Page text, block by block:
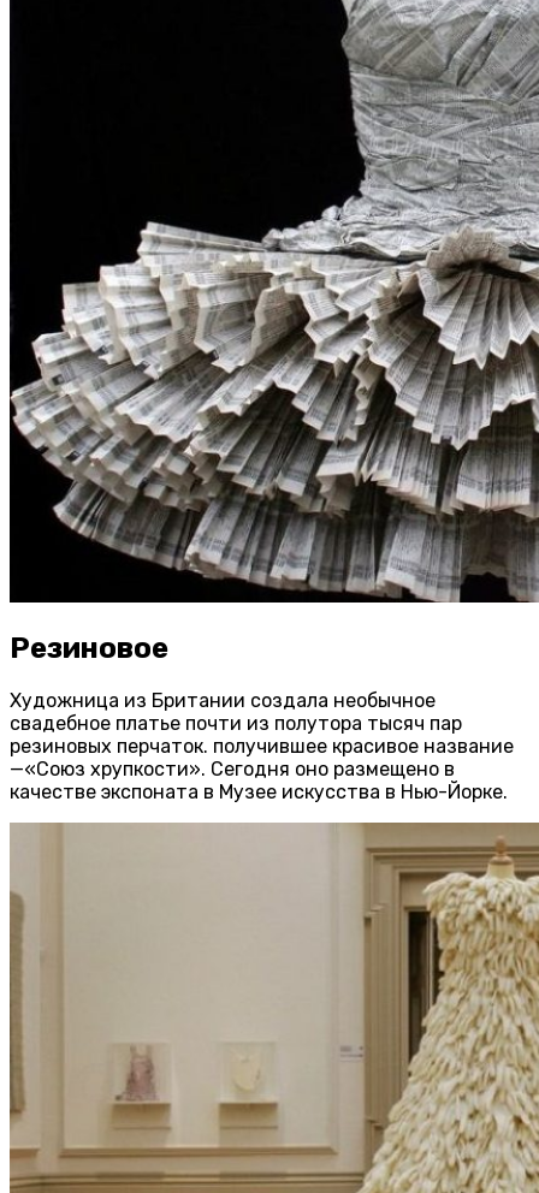
Резиновое
Художница из Британии создала необычное
свадебное платье почти из полутора тысяч пар
резиновых перчаток. получившее красивое название
—«Союз хрупкости». Сегодня оно размещено в
качестве экспоната в Музее искусства в Нью-Йорке.